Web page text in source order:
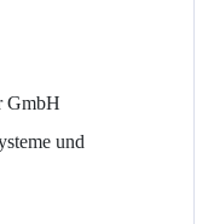
GmbH
und